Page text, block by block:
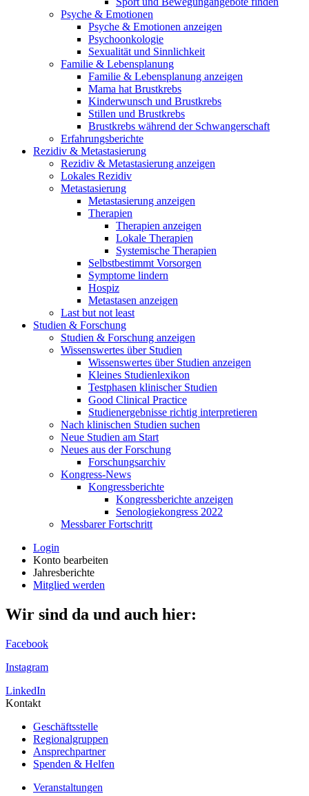
Psyche & Emotionen
Psyche & Emotionen anzeigen
Psychoonkologie
Sexualität und Sinnlichkeit
Familie & Lebensplanung
Familie & Lebensplanung anzeigen
Mama hat Brustkrebs
Kinderwunsch und Brustkrebs
Stillen und Brustkrebs
Brustkrebs während der Schwangerschaft
Erfahrungsberichte
Rezidiv & Metastasierung
Rezidiv & Metastasierung anzeigen
Lokales Rezidiv
Metastasierung
Metastasierung anzeigen
Therapien
Therapien anzeigen
Lokale Therapien
Systemische Therapien
Selbstbestimmt Vorsorgen
Symptome lindern
Hospiz
Metastasen anzeigen
Last but not least
Studien & Forschung
Studien & Forschung anzeigen
Wissenswertes über Studien
Wissenswertes über Studien anzeigen
Kleines Studienlexikon
Testphasen klinischer Studien
Good Clinical Practice
Studienergebnisse richtig interpretieren
Nach klinischen Studien suchen
Neue Studien am Start
Neues aus der Forschung
Forschungsarchiv
Kongress-News
Kongressberichte
Kongressberichte anzeigen
Senologiekongress 2022
Messbarer Fortschritt
Login
Konto bearbeiten
Jahresberichte
Mitglied werden
Wir sind da und auch hier:
Facebook
Instagram
LinkedIn
Kontakt
Geschäftsstelle
Regionalgruppen
Ansprechpartner
Spenden & Helfen
Veranstaltungen